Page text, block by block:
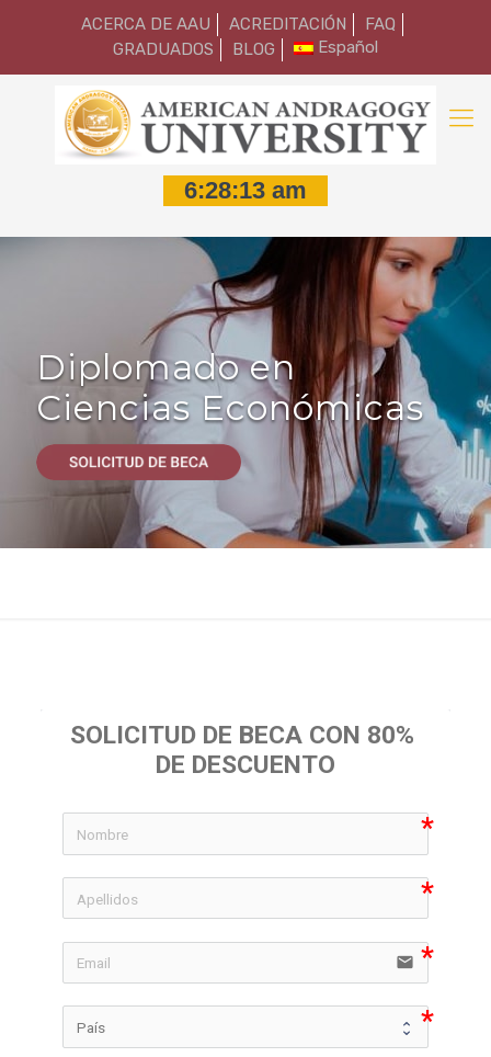
ACERCA DE AAU ACREDITACIÓN
FAQ
GRADUADOS
BLOG Español
Diplomado en
Ciencias Económicas
SOLICITUD DE BECA CON 80%
DE DESCUENTO
icon-
icon-
email